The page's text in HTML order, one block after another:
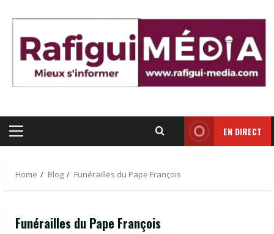
content
Primary
EN DIRECT
Home Blog Funérailles du Pape François
Funérailles du Pape François